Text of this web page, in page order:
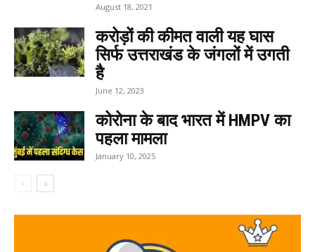
August 18, 2021
करोड़ों की कीमत वाली यह घास
सिर्फ उत्तराखंड के जंगलों में उगती
है
June 12, 2023
कोरोना के बाद भारत में HMPV का
पहला मामला
January 10, 2025